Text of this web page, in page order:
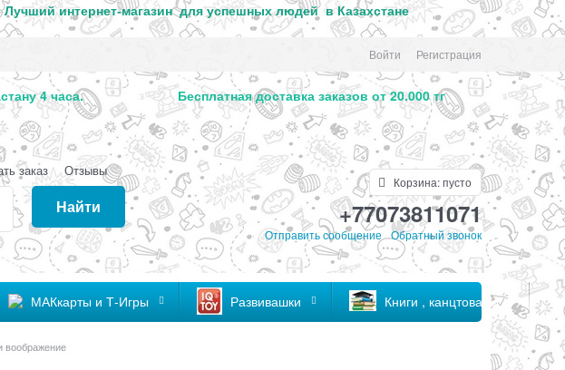
интернет-магазин для успешных людей в Казахстане
Войти Регистрация
в Астану 4 часа. Бесплатная доставка заказов от 20.000 тг
заказ Отзывы
Найти
Корзина:пусто
+77073811071
Отправить сообщение Обратный звонок
МАКкарты и Т-Игры Развивашки Книги , канцтовары
воображение